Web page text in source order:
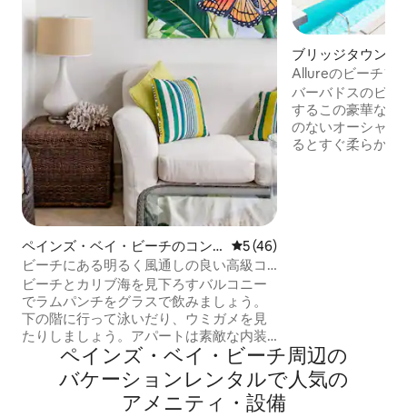
ペインズ・ベイ・ビーチのコン
ドミニアム
レビュー46件、5つ星中5つ
5 (46)
ビーチにある明るく風通しの良い高級コ
ンドミニアム
ビーチとカリブ海を見下ろすバルコニー
でラムパンチをグラスで飲みましょう。
下の階に行って泳いだり、ウミガメを見
たりしましょう。アパートは素敵な内装
で、地元のアーティストによるカラフル
な絵画や、鮮やかなアクセントの小物が
飾られています。 3つの広い寝室と3つの
大理石のバスルームには、すべてウォー
ブリッジタウンの
アパート
Allureのビーチフ
素晴らしいオーシ
バーバドスのビー
するこの豪華な宿
のないオーシャン
るとすぐ柔らかな
家です。
ペインズ・ベイ・ビーチ⁠周⁠辺⁠の
バ⁠ケ⁠ー⁠シ⁠ョ⁠ン⁠レ⁠ン⁠タ⁠ル⁠で人⁠気⁠の
ア⁠メ⁠ニ⁠テ⁠ィ⁠・⁠設⁠備